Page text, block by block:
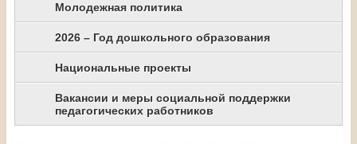
Молодежная политика
2026 – Год дошкольного образования
Национальные проекты
Вакансии и меры социальной поддержки
педагогических работников